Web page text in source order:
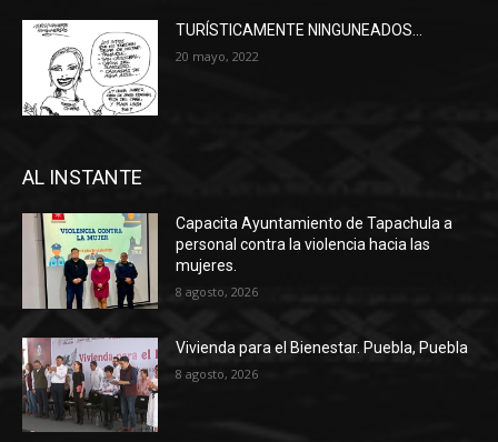
TURÍSTICAMENTE NINGUNEADOS…
20 mayo, 2022
AL INSTANTE
Capacita Ayuntamiento de Tapachula a
personal contra la violencia hacia las
mujeres.
8 agosto, 2026
Vivienda para el Bienestar. Puebla, Puebla
8 agosto, 2026